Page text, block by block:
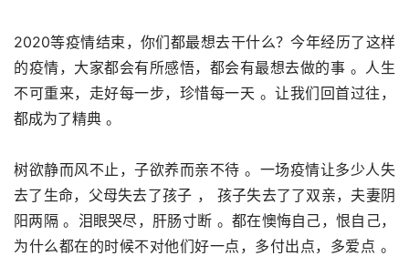
2020等疫情结束，你们都最想去干什么？今年经历了这样
的疫情，大家都会有所感悟，都会有最想去做的事 。人生
不可重来，走好每一步，珍惜每一天 。让我们回首过往，
都成为了精典 。
树欲静而风不止，子欲养而亲不待 。一场疫情让多少人失
去了生命，父母失去了孩子 ， 孩子失去了了双亲，夫妻阴
阳两隔 。泪眼哭尽，肝肠寸断 。都在懊悔自己，恨自己，
为什么都在的时候不对他们好一点，多付出点，多爱点 。